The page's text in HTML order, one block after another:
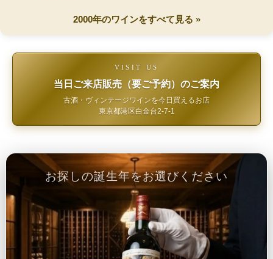
2000年のワインをすべて見る »
VISIT US
当日ご来店販売（要ご予約）のご案内
古酒・ヴィンテージワインを今日買えるお店
東京都港区白金台2-7-1
お探しの誕生年をお選びください